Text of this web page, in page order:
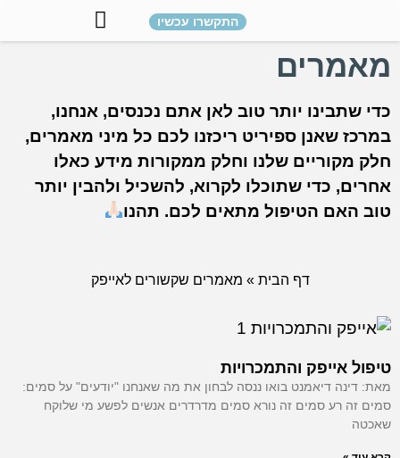
התקשרו עכשיו
יותר טוב לאן אתם נכנסים, אנחנו,
שאנן ספיריט ריכזנו לכם כל מיני מאמרים,
שלנו וחלק ממקורות מידע כאלו
כדי שתוכלו לקרוא, להשכיל ולהבין יותר
הטיפול מתאים לכם. תהנו
דף הבית» מאמרים שקשורים לאייפק
והתמכרויות
דיאמנט בואו ננסה לבחון את מה שאנחנו "יודעים" על סמים:
רע סמים זה נורא סמים מדרדרים אנשים לפשע מי שלוקח